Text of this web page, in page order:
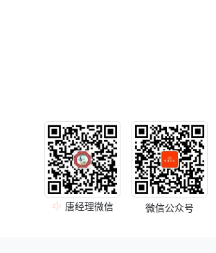
2 天前
申请按需体验系统
29 天前 选择礼品卡商城系统
14 天前
获取礼品采购供应链
资料
唐经理微信 微信公众号